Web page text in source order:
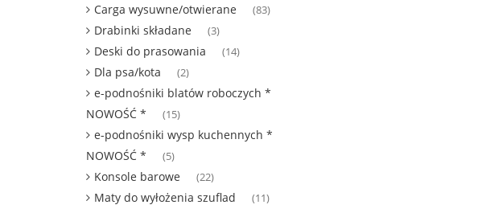
Carga wysuwne/otwierane (83)
Drabinki składane (3)
Deski do prasowania (14)
Dla psa/kota (2)
e-podnośniki blatów roboczych *
NOWOŚĆ *
(15)
e-podnośniki wysp kuchennych *
NOWOŚĆ *
(5)
Konsole barowe (22)
Maty do wyłożenia szuflad (11)